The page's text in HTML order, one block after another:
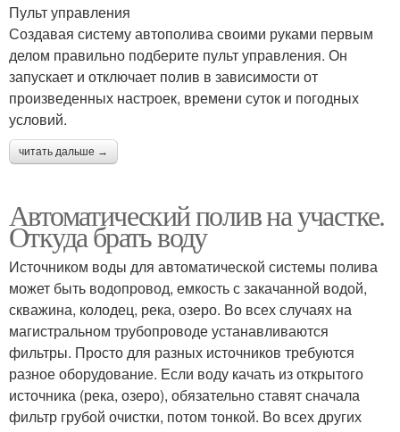
Пульт управления
Создавая систему автополива своими руками первым
делом правильно подберите пульт управления. Он
запускает и отключает полив в зависимости от
произведенных настроек, времени суток и погодных
условий.
читать дальше →
Автоматический полив на участке.
Откуда брать воду
Источником воды для автоматической системы полива
может быть водопровод, емкость с закачанной водой,
скважина, колодец, река, озеро. Во всех случаях на
магистральном трубопроводе устанавливаются
фильтры. Просто для разных источников требуются
разное оборудование. Если воду качать из открытого
источника (река, озеро), обязательно ставят сначала
фильтр грубой очистки, потом тонкой. Во всех других